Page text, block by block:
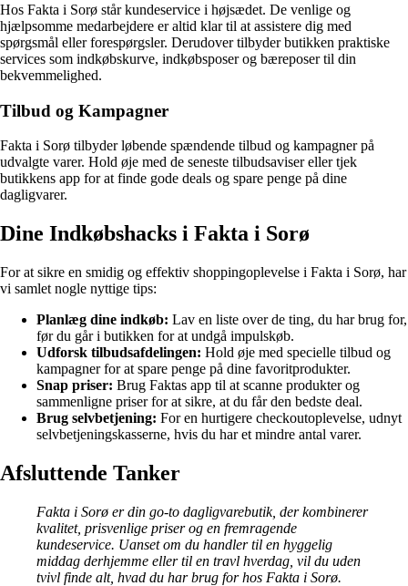
Hos Fakta i Sorø står kundeservice i højsædet. De venlige og
hjælpsomme medarbejdere er altid klar til at assistere dig med
spørgsmål eller forespørgsler. Derudover tilbyder butikken praktiske
services som indkøbskurve, indkøbsposer og bæreposer til din
bekvemmelighed.
Tilbud og Kampagner
Fakta i Sorø tilbyder løbende spændende tilbud og kampagner på
udvalgte varer. Hold øje med de seneste tilbudsaviser eller tjek
butikkens app for at finde gode deals og spare penge på dine
dagligvarer.
Dine Indkøbshacks i Fakta i Sorø
For at sikre en smidig og effektiv shoppingoplevelse i Fakta i Sorø, har
vi samlet nogle nyttige tips:
Planlæg dine indkøb: Lav en liste over de ting, du har brug for,
før du går i butikken for at undgå impulskøb.
Udforsk tilbudsafdelingen: Hold øje med specielle tilbud og
kampagner for at spare penge på dine favoritprodukter.
Snap priser: Brug Faktas app til at scanne produkter og
sammenligne priser for at sikre, at du får den bedste deal.
Brug selvbetjening: For en hurtigere checkoutoplevelse, udnyt
selvbetjeningskasserne, hvis du har et mindre antal varer.
Afsluttende Tanker
Fakta i Sorø er din go-to dagligvarebutik, der kombinerer
kvalitet, prisvenlige priser og en fremragende
kundeservice. Uanset om du handler til en hyggelig
middag derhjemme eller til en travl hverdag, vil du uden
tvivl finde alt, hvad du har brug for hos Fakta i Sorø.